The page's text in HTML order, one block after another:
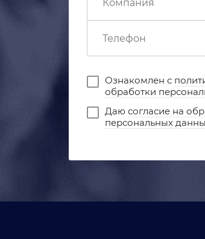
Ознакомлен с
обработки
Даю согласие на
персональных